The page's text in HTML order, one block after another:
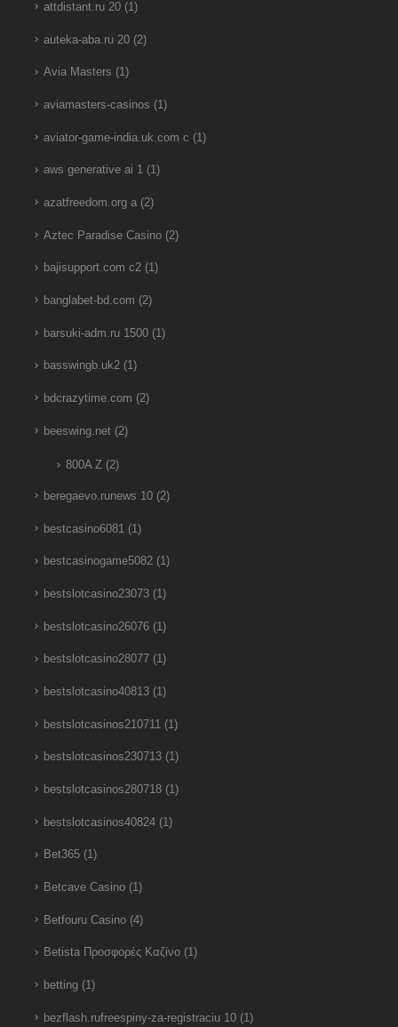
attdistant.ru 20(1)
auteka-aba.ru 20(2)
Avia Masters (1)
aviamasters-casinos (1)
aviator-game-india.uk.com c (1)
aws generative ai 1(1)
azatfreedom.org a(2)
Aztec Paradise Casino(2)
bajisupport.com c2(1)
banglabet-bd.com (2)
barsuki-adm.ru 1500(1)
basswingb.uk2(1)
bdcrazytime.com (2)
beeswing.net(2)
800A Z(2)
beregaevo.runews 10(2)
bestcasino6081 (1)
bestcasinogame5082(1)
bestslotcasino23073(1)
bestslotcasino26076(1)
bestslotcasino28077(1)
bestslotcasino40813(1)
bestslotcasinos210711 (1)
bestslotcasinos230713(1)
bestslotcasinos280718(1)
bestslotcasinos40824(1)
Bet365(1)
Betcave Casino(1)
Betfouru Casino(4)
Betista Προσφορές Καζίνο(1)
betting(1)
bezflash.rufreespiny-za-registraciu 10(1)